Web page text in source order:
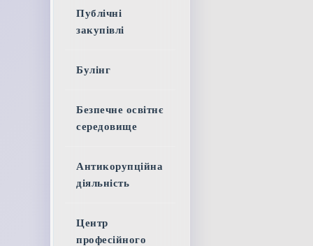
Публічні
закупівлі
Булінг
Безпечне освітнє
середовище
Антикорупційна
діяльність
Центр
професійного